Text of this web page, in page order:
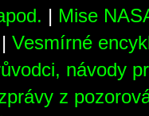
Mise
Vesmírné
návody
z